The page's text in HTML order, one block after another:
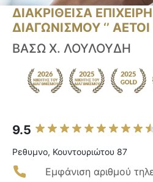
ΔΙΑΚΡΙΘΕΙΣΑ
ΔΙΑΓΩΝΙΣΜΟΥ ‘’ ΑΕΤΟΙ
ΒΑΣΩ Χ. ΛΟΥΛΟΥΔΗ
9.5
Ρεθυμνο, Κουντουριώτου 87
Εμφάνιση αριθμού